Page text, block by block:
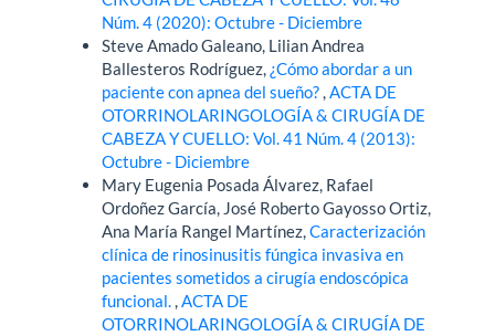
Núm. 4 (2020): Octubre - Diciembre
Steve Amado Galeano, Lilian Andrea
Ballesteros Rodríguez, ¿Cómo abordar a un
paciente con apnea del sueño?,ACTA DE
OTORRINOLARINGOLOGÍA & CIRUGÍA DE
CABEZA Y CUELLO: Vol. 41 Núm. 4 (2013):
Octubre - Diciembre
Mary Eugenia Posada Álvarez, Rafael
Ordoñez García, José Roberto Gayosso Ortiz,
Ana María Rangel Martínez,Caracterización
clínica de rinosinusitis fúngica invasiva en
pacientes sometidos a cirugía endoscópica
funcional.,ACTA DE
OTORRINOLARINGOLOGÍA & CIRUGÍA DE